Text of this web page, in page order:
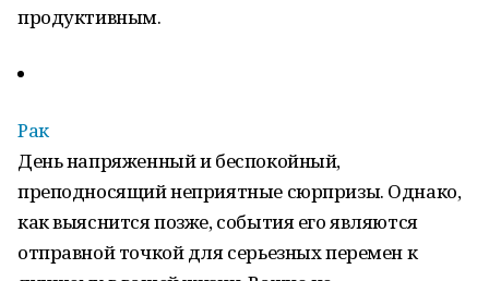
продуктивным.
Рак
День напряженный и беспокойный,
преподносящий неприятные сюрпризы. Однако,
как выяснится позже, события его являются
отправной точкой для серьезных перемен к